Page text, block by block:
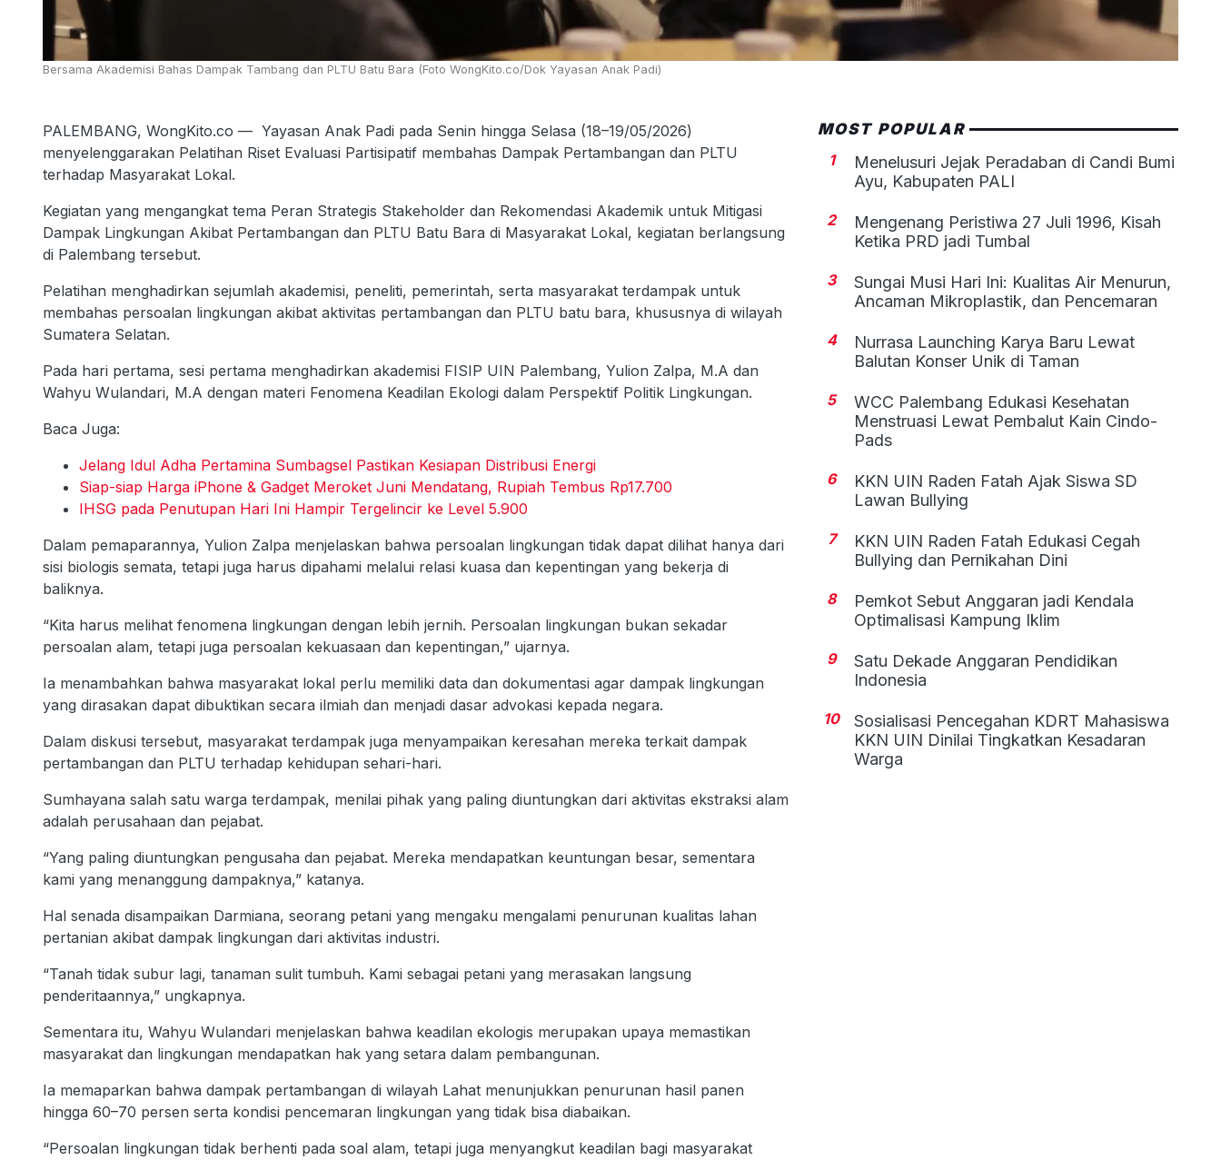
Bersama Akademisi Bahas Dampak Tambang dan PLTU Batu Bara (Foto WongKito.co/Dok Yayasan Anak Padi)
PALEMBANG, WongKito.co — Yayasan Anak Padi pada Senin hingga Selasa (18–19/05/2026)
menyelenggarakan Pelatihan Riset Evaluasi Partisipatif membahas Dampak Pertambangan dan PLTU
terhadap Masyarakat Lokal.
Kegiatan yang mengangkat tema Peran Strategis Stakeholder dan Rekomendasi Akademik untuk Mitigasi
Dampak Lingkungan Akibat Pertambangan dan PLTU Batu Bara di Masyarakat Lokal, kegiatan berlangsung
di Palembang tersebut.
Pelatihan menghadirkan sejumlah akademisi, peneliti, pemerintah, serta masyarakat terdampak untuk
membahas persoalan lingkungan akibat aktivitas pertambangan dan PLTU batu bara, khususnya di wilayah
Sumatera Selatan.
Pada hari pertama, sesi pertama menghadirkan akademisi FISIP UIN Palembang, Yulion Zalpa, M.A dan
Wahyu Wulandari, M.A dengan materi Fenomena Keadilan Ekologi dalam Perspektif Politik Lingkungan.
Baca Juga:
Jelang Idul Adha Pertamina Sumbagsel Pastikan Kesiapan Distribusi Energi
Siap-siap Harga iPhone & Gadget Meroket Juni Mendatang, Rupiah Tembus Rp17.700
IHSG pada Penutupan Hari Ini Hampir Tergelincir ke Level 5.900
Dalam pemaparannya, Yulion Zalpa menjelaskan bahwa persoalan lingkungan tidak dapat dilihat hanya dari
sisi biologis semata, tetapi juga harus dipahami melalui relasi kuasa dan kepentingan yang bekerja di
baliknya.
“Kita harus melihat fenomena lingkungan dengan lebih jernih. Persoalan lingkungan bukan sekadar
persoalan alam, tetapi juga persoalan kekuasaan dan kepentingan,” ujarnya.
Ia menambahkan bahwa masyarakat lokal perlu memiliki data dan dokumentasi agar dampak lingkungan
yang dirasakan dapat dibuktikan secara ilmiah dan menjadi dasar advokasi kepada negara.
Dalam diskusi tersebut, masyarakat terdampak juga menyampaikan keresahan mereka terkait dampak
pertambangan dan PLTU terhadap kehidupan sehari-hari.
Sumhayana salah satu warga terdampak, menilai pihak yang paling diuntungkan dari aktivitas ekstraksi alam
adalah perusahaan dan pejabat.
“Yang paling diuntungkan pengusaha dan pejabat. Mereka mendapatkan keuntungan besar, sementara
kami yang menanggung dampaknya,” katanya.
Hal senada disampaikan Darmiana, seorang petani yang mengaku mengalami penurunan kualitas lahan
pertanian akibat dampak lingkungan dari aktivitas industri.
“Tanah tidak subur lagi, tanaman sulit tumbuh. Kami sebagai petani yang merasakan langsung
penderitaannya,” ungkapnya.
Sementara itu, Wahyu Wulandari menjelaskan bahwa keadilan ekologis merupakan upaya memastikan
masyarakat dan lingkungan mendapatkan hak yang setara dalam pembangunan.
Ia memaparkan bahwa dampak pertambangan di wilayah Lahat menunjukkan penurunan hasil panen
hingga 60–70 persen serta kondisi pencemaran lingkungan yang tidak bisa diabaikan.
“Persoalan lingkungan tidak berhenti pada soal alam, tetapi juga menyangkut keadilan bagi masyarakat
MOST POPULAR
1
Menelusuri Jejak Peradaban di Candi Bumi
Ayu, Kabupaten PALI
2
Mengenang Peristiwa 27 Juli 1996, Kisah
Ketika PRD jadi Tumbal
3
Sungai Musi Hari Ini: Kualitas Air Menurun,
Ancaman Mikroplastik, dan Pencemaran
4
Nurrasa Launching Karya Baru Lewat
Balutan Konser Unik di Taman
5
WCC Palembang Edukasi Kesehatan
Menstruasi Lewat Pembalut Kain Cindo-
Pads
6
KKN UIN Raden Fatah Ajak Siswa SD
Lawan Bullying
7
KKN UIN Raden Fatah Edukasi Cegah
Bullying dan Pernikahan Dini
8
Pemkot Sebut Anggaran jadi Kendala
Optimalisasi Kampung Iklim
9
Satu Dekade Anggaran Pendidikan
Indonesia
10
Sosialisasi Pencegahan KDRT Mahasiswa
KKN UIN Dinilai Tingkatkan Kesadaran
Warga